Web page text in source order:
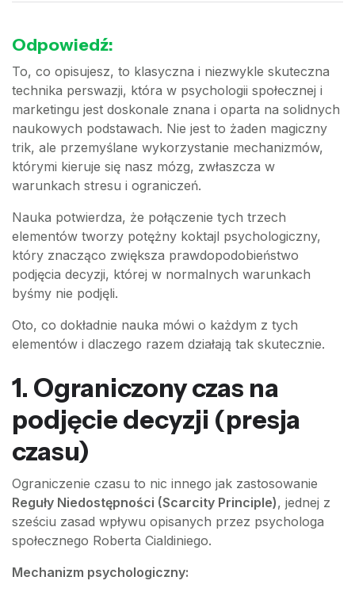
Odpowiedź:
To, co opisujesz, to klasyczna i niezwykle skuteczna
technika perswazji, która w psychologii społecznej i
marketingu jest doskonale znana i oparta na solidnych
naukowych podstawach. Nie jest to żaden magiczny
trik, ale przemyślane wykorzystanie mechanizmów,
którymi kieruje się nasz mózg, zwłaszcza w
warunkach stresu i ograniczeń.
Nauka potwierdza, że połączenie tych trzech
elementów tworzy potężny koktajl psychologiczny,
który znacząco zwiększa prawdopodobieństwo
podjęcia decyzji, której w normalnych warunkach
byśmy nie podjęli.
Oto, co dokładnie nauka mówi o każdym z tych
elementów i dlaczego razem działają tak skutecznie.
1. Ograniczony czas na
podjęcie decyzji (presja
czasu)
Ograniczenie czasu to nic innego jak zastosowanie
Reguły Niedostępności (Scarcity Principle), jednej z
sześciu zasad wpływu opisanych przez psychologa
społecznego Roberta Cialdiniego.
Mechanizm psychologiczny: